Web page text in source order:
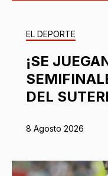
EL DEPORTE
¡SE
DEL
8 Agosto 2026